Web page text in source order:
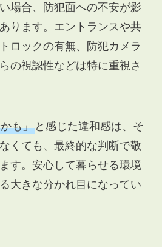
場合、防犯面への不安が影
ります。エントランスや共
ロックの有無、防犯カメラ
の視認性などは特に重視さ
も」と感じた違和感は、そ
くても、最終的な判断で敬
す。安心して暮らせる環境
大きな分かれ目になってい